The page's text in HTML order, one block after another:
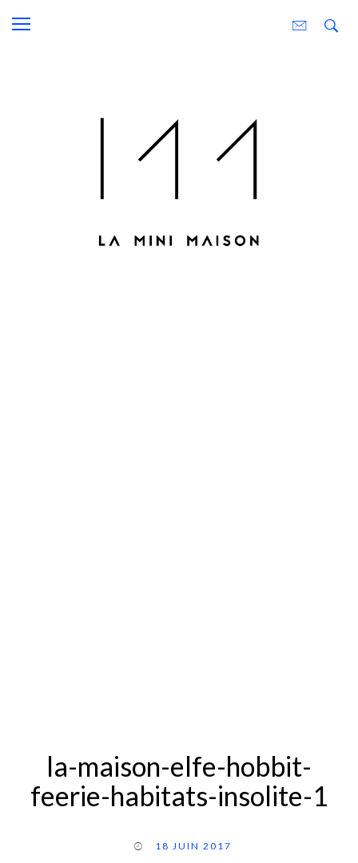
la-maison-elfe-hobbit-
feerie-habitats-insolite-1
18 JUIN 2017